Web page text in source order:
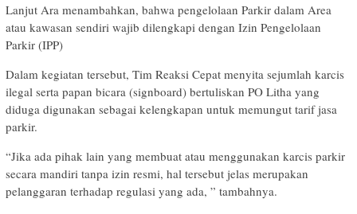
Lanjut Ara menambahkan, bahwa pengelolaan Parkir dalam Area
atau kawasan sendiri wajib dilengkapi dengan Izin Pengelolaan
Parkir (IPP)
Dalam kegiatan tersebut, Tim Reaksi Cepat menyita sejumlah karcis
ilegal serta papan bicara (signboard) bertuliskan PO Litha yang
diduga digunakan sebagai kelengkapan untuk memungut tarif jasa
parkir.
“Jika ada pihak lain yang membuat atau menggunakan karcis parkir
secara mandiri tanpa izin resmi, hal tersebut jelas merupakan
pelanggaran terhadap regulasi yang ada, ” tambahnya.